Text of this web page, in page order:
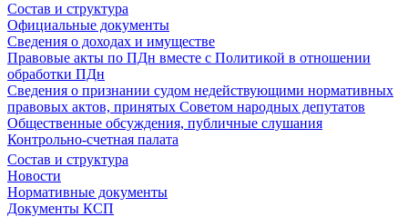
Состав и структура
Официальные документы
Сведения о доходах и имуществе
Правовые акты по ПДн вместе с Политикой в отношении
обработки ПДн
Сведения о признании судом недействующими нормативных
правовых актов, принятых Советом народных депутатов
Общественные обсуждения, публичные слушания
Контрольно-счетная палата
Состав и структура
Новости
Нормативные документы
Документы КСП